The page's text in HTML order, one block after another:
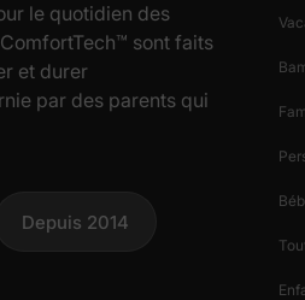
le quotidien des
sont faits
et durer
par des parents qui
Depuis 2014